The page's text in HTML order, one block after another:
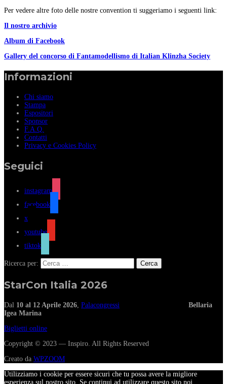
Per vedere altre foto delle nostre convention ti suggeriamo i seguenti link:
Il nostro archivio
Album di Facebook
Gallery del concorso di Fantamodellismo di Italian Klinzha Society
Informazioni
Chi siamo
Stampa
Espositori
Sponsor
F.A.Q.
Contatti
Privacy e Cookies Policy
Seguici
instagram
facebook
x
youtube
tiktok
Ricerca per:
StarCon Italia 2026
Dal 10 al 12 Aprile 2026, Palacongressi
Bellaria
Igea Marina
Biglietti online
Copyright © 2023 — Inspiro. All Rights Reserved
Creato da WPZOOM
Utilizziamo i cookie per essere sicuri che tu possa avere la migliore
esperienza sul nostro sito. Se continui ad utilizzare questo sito noi